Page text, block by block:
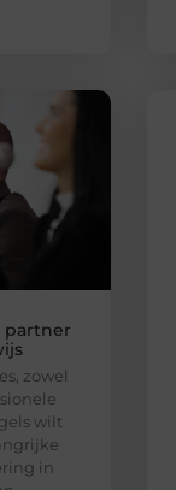
partner
zowel
wilt
in